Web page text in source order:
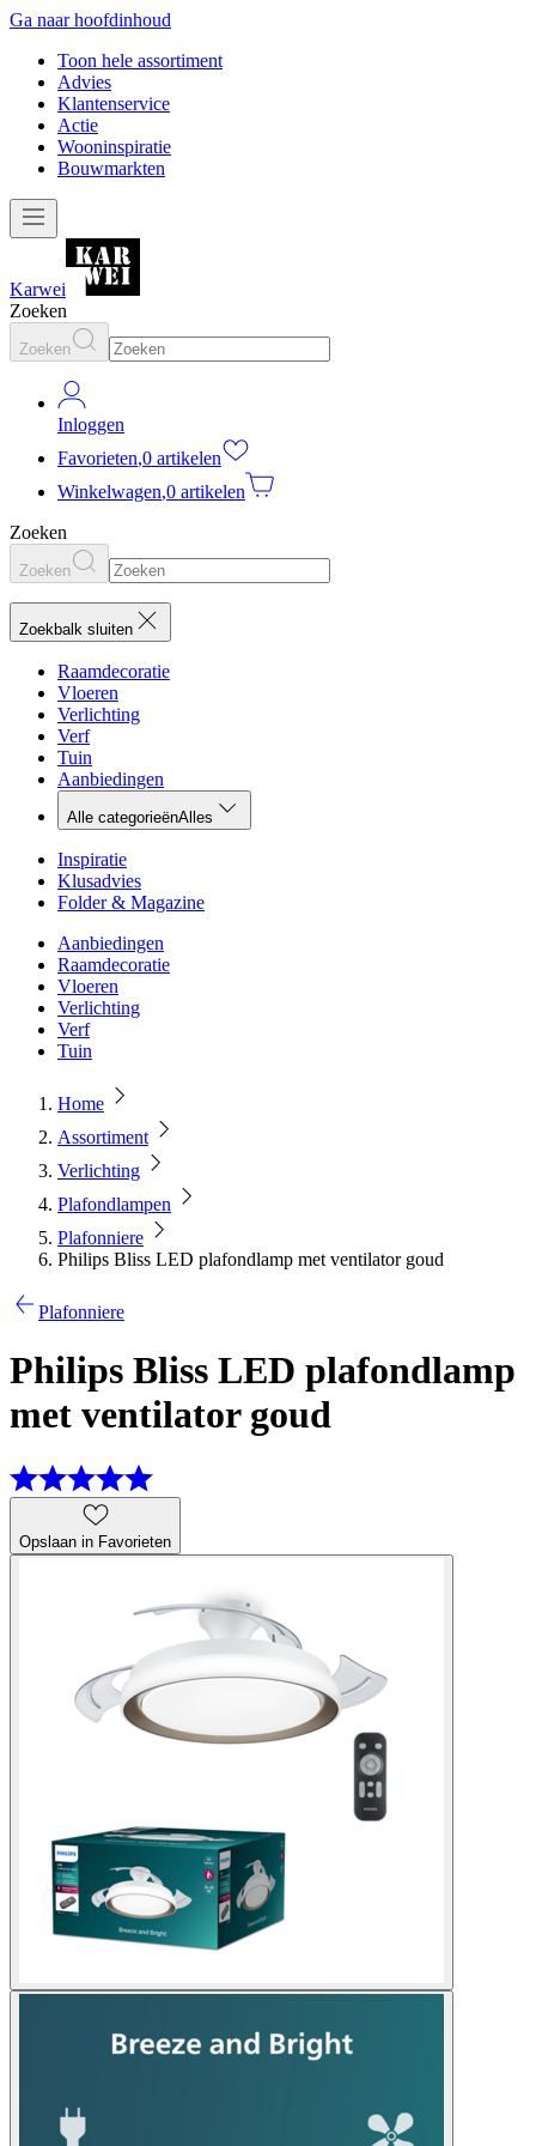
Ga naar hoofdinhoud
Toon hele assortiment
Advies
Klantenservice
Actie
Wooninspiratie
Bouwmarkten
Karwei
Zoeken
Zoeken
Inloggen
Favorieten,0 artikelen
Winkelwagen,0 artikelen
Zoeken
Zoeken
Zoekbalk sluiten
Raamdecoratie
Vloeren
Verlichting
Verf
Tuin
Aanbiedingen
Alle categorieënAlles
Inspiratie
Klusadvies
Folder & Magazine
Aanbiedingen
Raamdecoratie
Vloeren
Verlichting
Verf
Tuin
Home
Assortiment
Verlichting
Plafondlampen
Plafonniere
Philips Bliss LED plafondlamp met ventilator goud
Plafonniere
Philips Bliss LED plafondlamp
met ventilator goud
Opslaan in Favorieten